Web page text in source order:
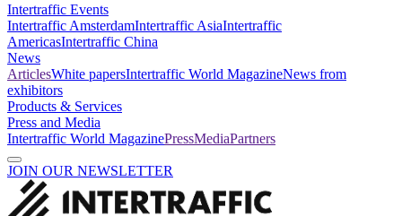
Intertraffic Events
Intertraffic AmsterdamIntertraffic AsiaIntertraffic
AmericasIntertraffic China
News
ArticlesWhite papersIntertraffic World MagazineNews from
exhibitors
Products & Services
Press and Media
Intertraffic World MagazinePressMediaPartners
JOIN OUR NEWSLETTER